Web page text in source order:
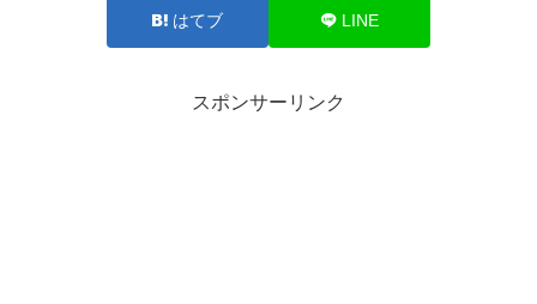
はてブ LINE
スポンサーリンク